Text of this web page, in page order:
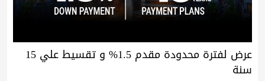
عرض لفترة محدودة مقدم 1.5% و تقسيط علي 15
سنة